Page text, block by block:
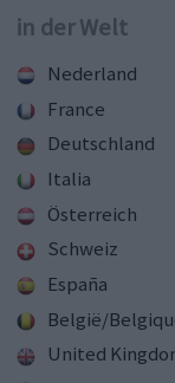
in der Welt
Nederland
France
Deutschland
Italia
Österreich
Schweiz
España
België/
United